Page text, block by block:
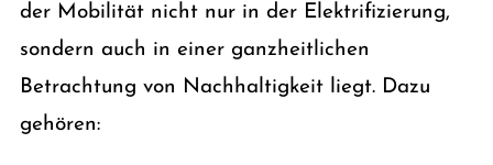
der Mobilität nicht nur in der Elektrifizierung,
sondern auch in einer ganzheitlichen
Betrachtung von Nachhaltigkeit liegt. Dazu
gehören: